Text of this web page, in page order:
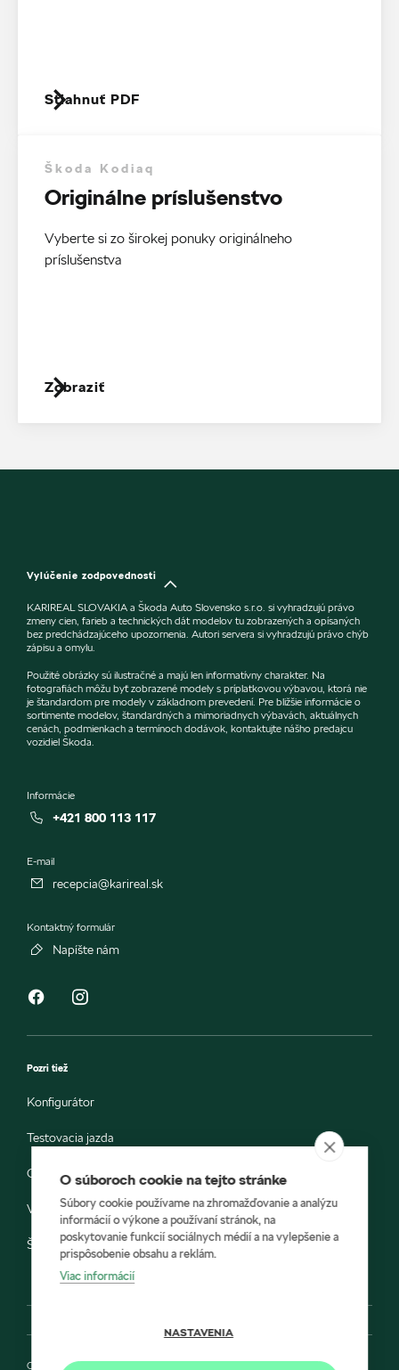
Stiahnuť PDF
Škoda Kodiaq
Originálne príslušenstvo
Vyberte si zo širokej ponuky originálneho
príslušenstva
Zobraziť
Vylúčenie zodpovednosti
KARIREAL SLOVAKIA a Škoda Auto Slovensko s.r.o. si vyhradzujú právo
zmeny cien, farieb a technických dát modelov tu zobrazených a opísaných
bez predchádzajúceho upozornenia. Autori servera si vyhradzujú právo chýb
zápisu a omylu.
Použité obrázky sú ilustračné a majú len informatívny charakter. Na
fotografiách môžu byť zobrazené modely s príplatkovou výbavou, ktorá nie
je štandardom pre modely v základnom prevedení. Pre bližšie informácie o
sortimente modelov, štandardných a mimoriadnych výbavách, aktuálnych
cenách, podmienkach a termínoch dodávok, kontaktujte nášho predajcu
vozidiel Škoda.
Informácie
+421 800 113 117
E-mail
recepcia@karireal.sk
Kontaktný formulár
Napíšte nám
Pozri tiež
Konfigurátor
Testovacia jazda
Objednávka do servisu
Vozidlá ihneď k odberu
Škoda E-shop
Ochrana osobných údajov
O súboroch cookie na tejto stránke
Súbory cookie používame na zhromažďovanie a analýzu
informácií o výkone a používaní stránok, na
poskytovanie funkcií sociálnych médií a na vylepšenie a
prispôsobenie obsahu a reklám.
Viac informácií
NASTAVENIA